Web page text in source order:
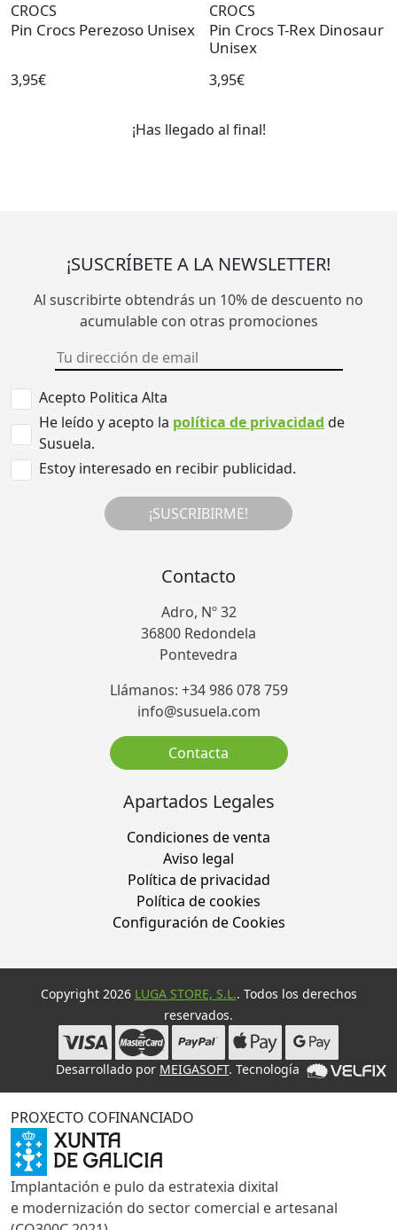
CROCS
Pin Crocs Perezoso Unisex
3,95€
CROCS
Pin Crocs T-Rex Dinosaur
Unisex
3,95€
¡Has llegado al final!
¡SUSCRÍBETE A LA NEWSLETTER!
Al suscribirte obtendrás un 10% de descuento no
acumulable con otras promociones
Acepto Politica Alta
He leído y acepto la política de privacidad de
Susuela.
Estoy interesado en recibir publicidad.
¡SUSCRIBIRME!
Contacto
Adro, Nº 32
36800 Redondela
Pontevedra
Llámanos: +34 986 078 759
info@susuela.com
Contacta
Apartados Legales
Condiciones de venta
Aviso legal
Política de privacidad
Política de cookies
Configuración de Cookies
Copyright 2026 LUGA STORE, S.L.. Todos los derechos
reservados.
Desarrollado por MEIGASOFT. Tecnología
PROXECTO COFINANCIADO
Implantación e pulo da estratexia dixital
e modernización do sector comercial e artesanal